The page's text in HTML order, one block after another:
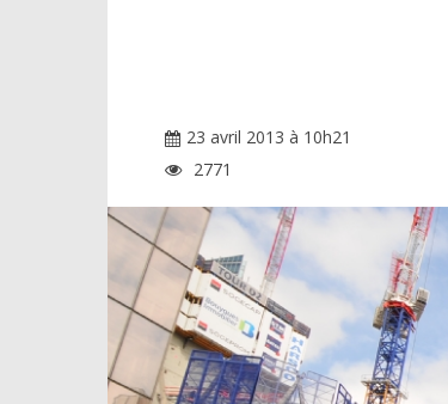
23 avril 2013 à 10h21
2771